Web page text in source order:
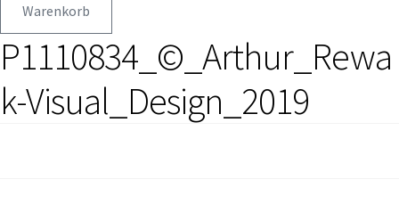
Warenkorb
P1110834_©_Arthur_Rewa
k-Visual_Design_2019